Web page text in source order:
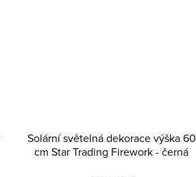
Solární světelná dekorace výška 60
cm Star Trading Firework - černá